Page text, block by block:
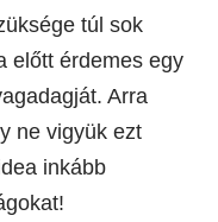
túl sok
előtt érdemes egy
Arra
ne vigyük ezt
inkább